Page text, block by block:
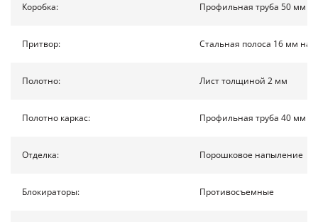
НОВОСТИ
ПОЛУЧИТЬ РАСЧЕТ
info@1990.ru
Коробка: Профильная труба 50 мм
Притвор: Стальная полоса 16 мм на
Полотно: Лист толщиной 2 мм
Полотно каркас: Профильная труба 40 мм
Отделка: Порошковое напыление
Блокираторы: Противосъемные